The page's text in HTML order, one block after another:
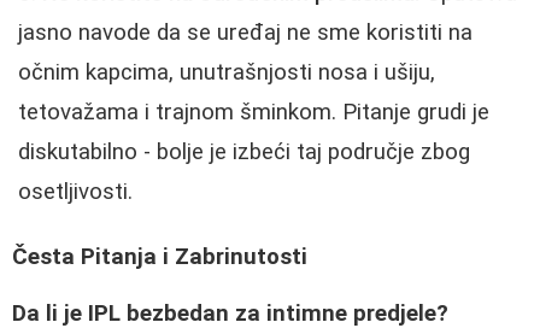
jasno navode da se uređaj ne sme koristiti na
očnim kapcima, unutrašnjosti nosa i ušiju,
tetovažama i trajnom šminkom. Pitanje grudi je
diskutabilno - bolje je izbeći taj područje zbog
osetljivosti.
Česta Pitanja i Zabrinutosti
Da li je IPL bezbedan za intimne predjele?